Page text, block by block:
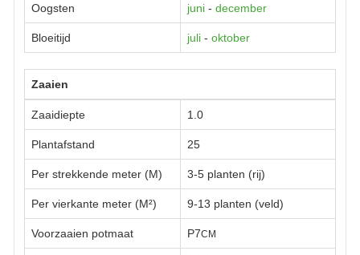
Oogsten juni - december
Bloeitijd juli - oktober
Zaaien
Zaaidiepte 1.0
Plantafstand 25
Per strekkende meter (M) 3-5 planten (rij)
Per vierkante meter (M²) 9-13 planten (veld)
Voorzaaien potmaat P7CM